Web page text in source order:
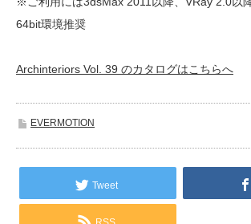
64bit環境推奨
Archinteriors Vol. 39 のカタログはこちらへ
EVERMOTION
Tweet